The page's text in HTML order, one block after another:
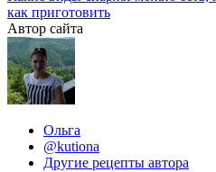
как приготовить
Автор сайта
Ольга
@kutiona
Другие рецепты автора